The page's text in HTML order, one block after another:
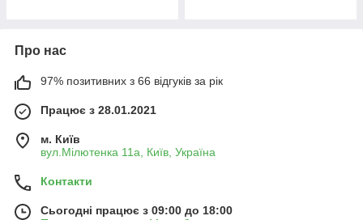
Про нас
97% позитивних з 66 відгуків за рік
Працює з 28.01.2021
м. Київ
вул.Мілютенка 11а, Київ, Україна
Контакти
Сьогодні працює з 09:00 до 18:00